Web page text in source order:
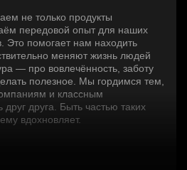
не только продукты
передовой опыт для наших
Это помогает нам находить
меняют жизнь людей
— про вовлечённость, заботу
полезное. Мы гордимся тем,
и классным
друга. Быть частью таких
вдохновляет.